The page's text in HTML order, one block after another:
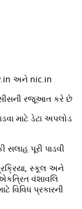
અને nic.in
રજૂઆત કરે છે
માટે ડેટા અપલોડ
પૂરી પાડવી
સ્કૂલ અને
વંશાવલિ
વિવિધ પ્રકારની